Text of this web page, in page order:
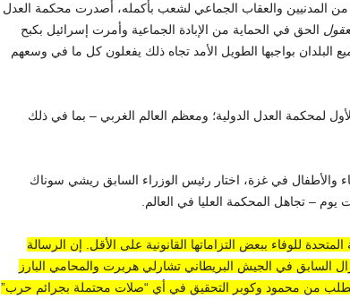
من المدنيين والعقاب الجماعي لشعب بأكمله، أصدرت محكمة العدل
الحق في الحماية من الإبادة الجماعية وأمرت إسرائيل بكبح
بواجبها الطويل الأمد تجاه ذلك يفعلون كل ما في وسعهم
لمحكمة العدل الدولية؛ ومعظم العالم الغربي – بما في ذلك
والأطفال في غزة، اختار رئيس الوزراء السابق ريشي سوناك
يوم – تجاهل المحكمة العليا في العالم.
للوفاء ببعض التزاماتها القانونية على الأقل. إن الرسالة
السابق في الجيش البريطاني تشارلي هربرت والمحامي البارز
من محمود وكوبر التحقيق في أي “صلات محتملة بجرائم حرب”